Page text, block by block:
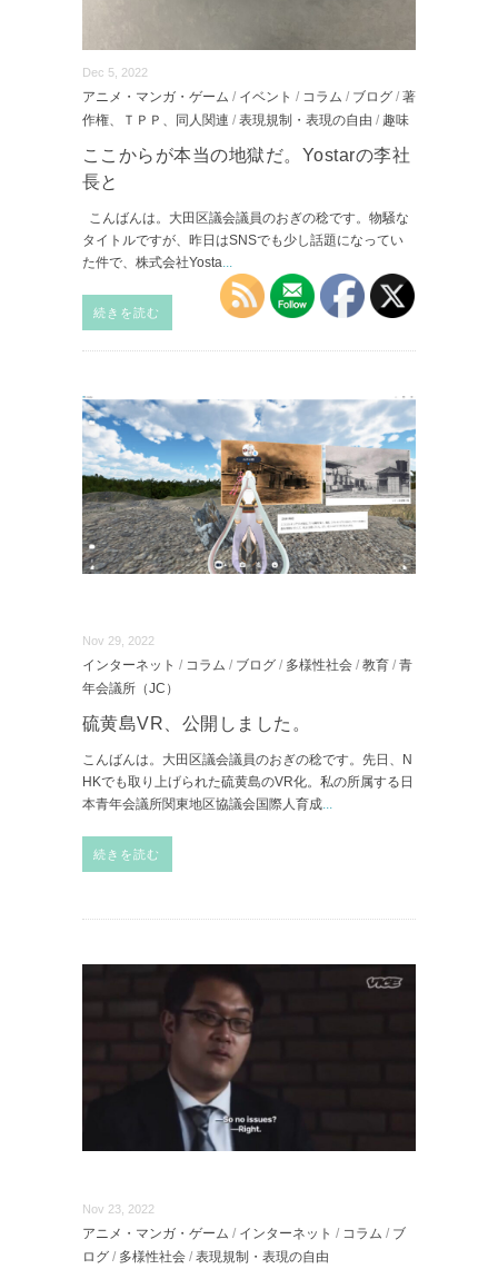
Dec 5, 2022
アニメ・マンガ・ゲーム / イベント / コラム / ブログ / 著
作権、ＴＰＰ、同人関連 / 表現規制・表現の自由 / 趣味
ここからが本当の地獄だ。Yostarの李社
長と
こんばんは。大田区議会議員のおぎの稔です。物騒な
タイトルですが、昨日はSNSでも少し話題になってい
た件で、株式会社Yosta
続きを読む
Nov 29, 2022
インターネット / コラム / ブログ / 多様性社会 / 教育 / 青
年会議所（JC）
硫黄島VR、公開しました。
こんばんは。大田区議会議員のおぎの稔です。先日、N
HKでも取り上げられた硫黄島のVR化。私の所属する日
本青年会議所関東地区協議会国際人育成
続きを読む
Nov 23, 2022
アニメ・マンガ・ゲーム / インターネット / コラム / ブ
ログ / 多様性社会 / 表現規制・表現の自由